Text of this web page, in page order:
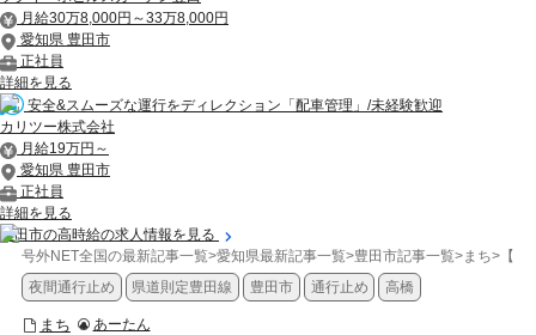
月給30万8,000円～33万8,000円
愛知県 豊田市
正社員
詳細を見る
安全&スムーズな運行をディレクション「配車管理」/未経験歓迎
カリツー株式会社
月給19万円～
愛知県 豊田市
正社員
詳細を見る
豊田市の高時給の求人情報を見る
号外NET全国の最新記事一覧>愛知県最新記事一覧>豊田市記事一覧>まち>【豊
夜間通行止め
県道則定豊田線 豊田市 通行止め 高橋
まち あーたん